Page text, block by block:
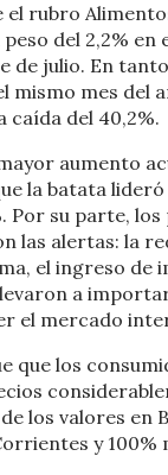
rubro
del 2,2% en
de julio. En
mismo mes del
del 40,2%.
aumento
la batata lideró
Por su parte,
las alertas: la
el ingreso de
a
el mercado
que los
los valores en
y 100%